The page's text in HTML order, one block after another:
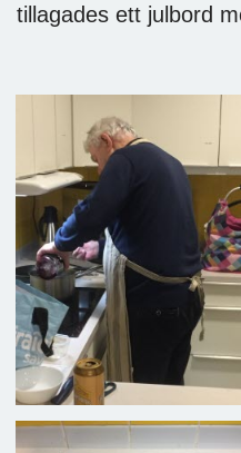
tillagades ett julbord